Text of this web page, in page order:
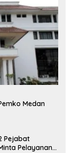
Medan
Pejabat
Pelayanan